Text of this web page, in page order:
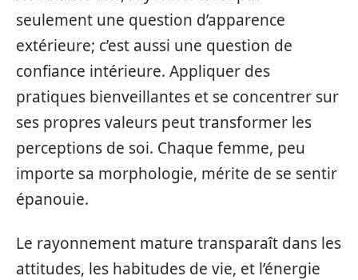
seulement une question d’apparence
extérieure; c’est aussi une question de
confiance intérieure. Appliquer des
pratiques bienveillantes et se concentrer sur
ses propres valeurs peut transformer les
perceptions de soi. Chaque femme, peu
importe sa morphologie, mérite de se sentir
épanouie.
Le rayonnement mature transparaît dans les
attitudes, les habitudes de vie, et l’énergie